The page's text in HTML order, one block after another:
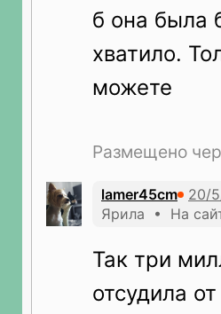
б она была
хватило.
можете
Размещено
lamer45cm
Ярила • На
Так три
отсудила